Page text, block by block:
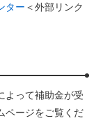
ター ＜外部リンク
よって補助金が受
ページをご覧くだ